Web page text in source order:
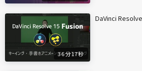
36分17秒
DaVinci